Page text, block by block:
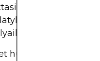
siihen, että
- he haluavat
huonot